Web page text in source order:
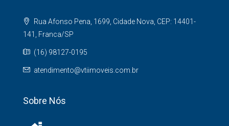
Rua Afonso Pena, 1699, Cidade Nova, CEP: 14401-
141, Franca/SP
(16) 98127-0195
atendimento@vtiimoveis.com.br
Sobre Nós